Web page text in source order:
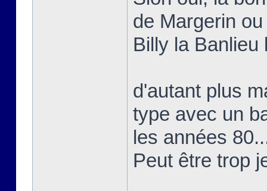
de Margerin
Billy la Banlieu
d'autant plus
type avec un
les années
Peut être trop